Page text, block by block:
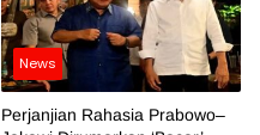
News
Perjanjian Rahasia Prabowo–